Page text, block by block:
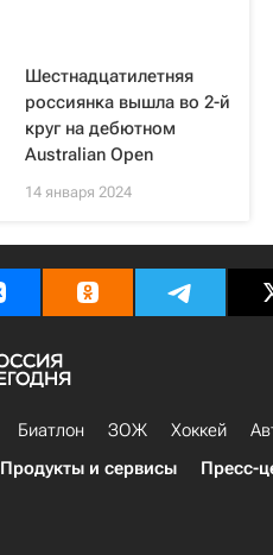
Шестнадцатилетняя
россиянка вышла во 2-й
круг на дебютном
Australian Open
14 января 2024
Биатлон ЗОЖ Хоккей
Продукты и сервисы Пресс-